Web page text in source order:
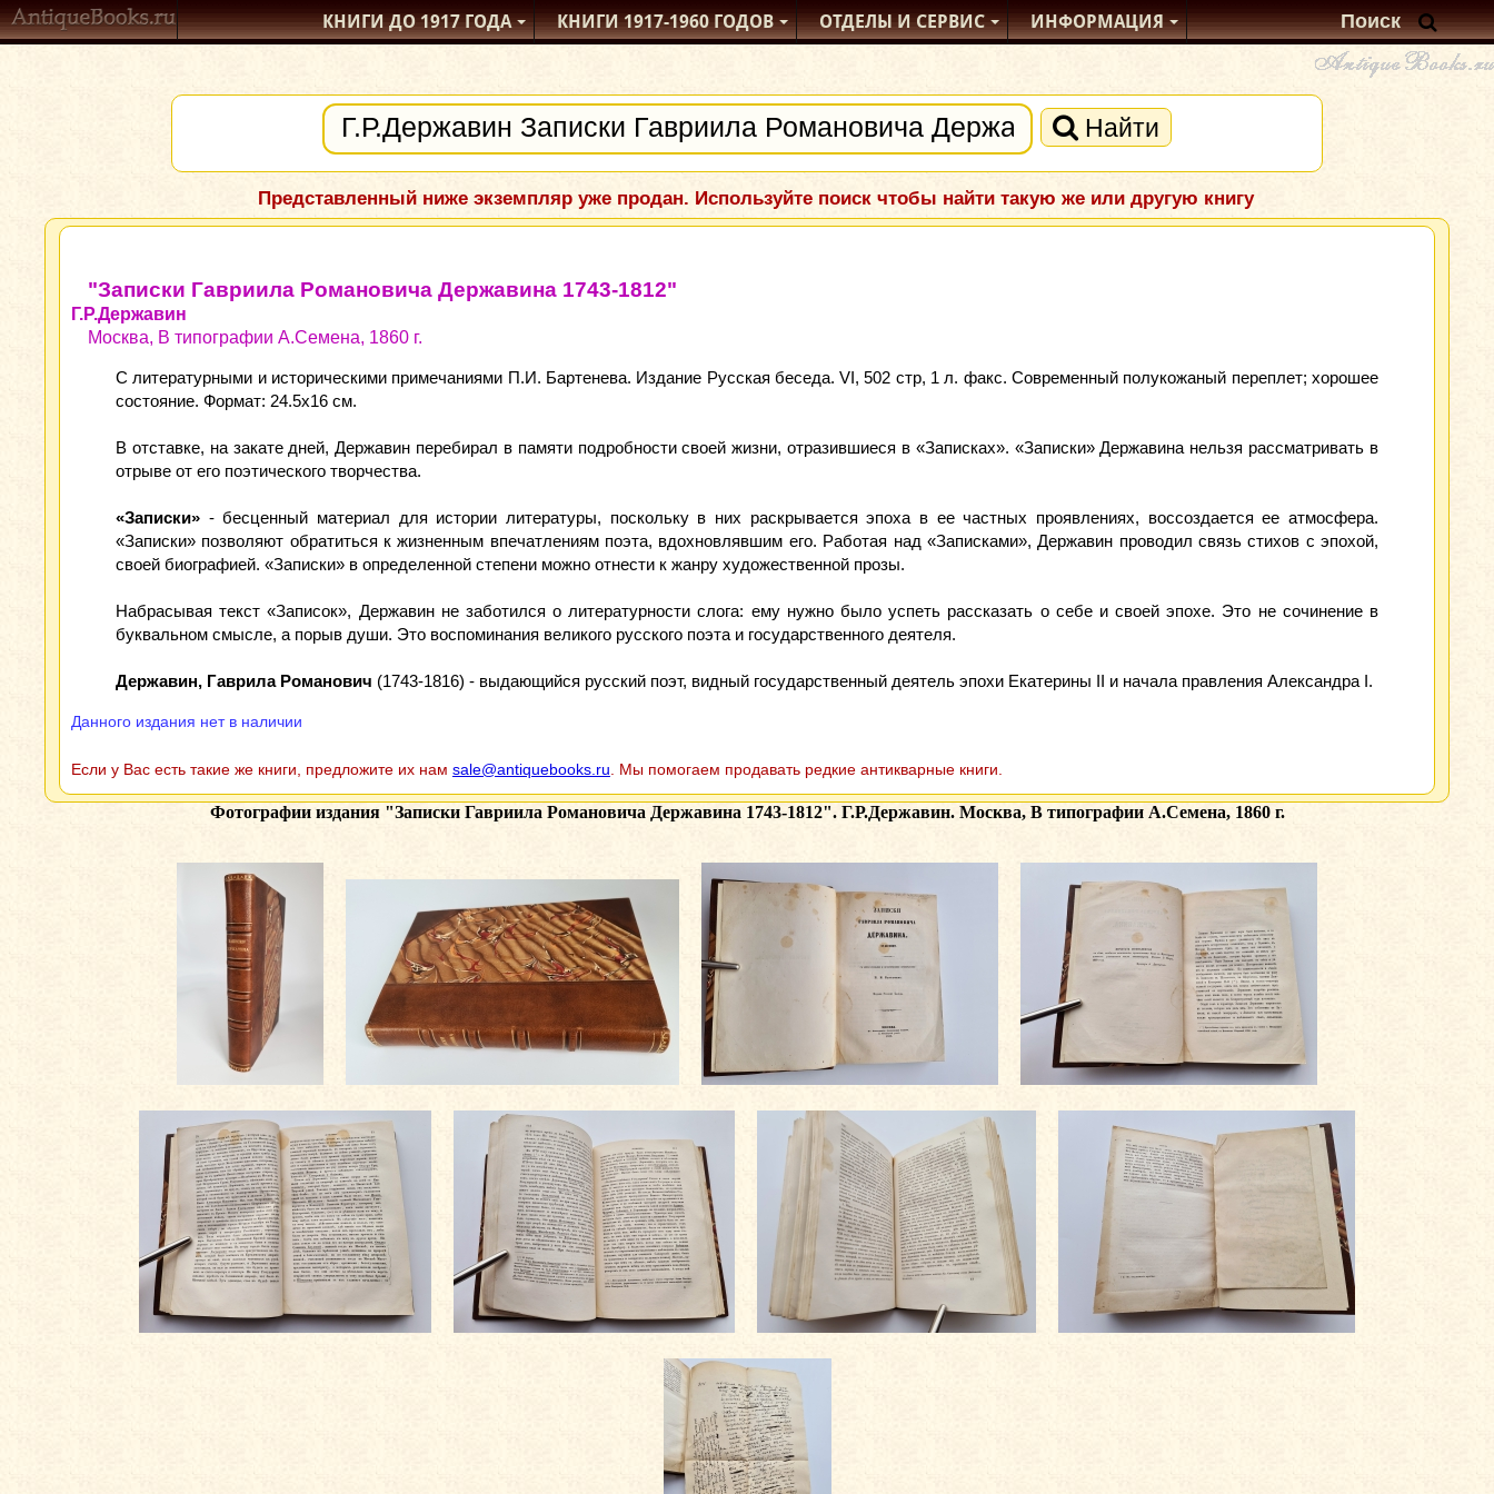
КНИГИ ДО 1917ГОДА КНИГИ1917-1960ГОДОВ ОТДЕЛЫИ СЕРВИС ИНФОРМАЦИЯ
Найти
Представленный ниже экземпляр уже продан. Используйте поиск чтобы найти такую же или другую книгу
"Записки Гавриила Романовича Державина 1743-1812"
Г.Р.Державин
Москва, В типографии А.Семена, 1860 г.
С литературными и историческими примечаниями П.И. Бартенева. Издание Русская беседа. VI, 502 стр, 1 л. факс. Современный полукожаный переплет; хорошее
состояние. Формат: 24.5x16 см.
В отставке, на закате дней, Державин перебирал в памяти подробности своей жизни, отразившиеся в «Записках». «Записки» Державина нельзя рассматривать в
отрыве от его поэтического творчества.
«Записки» - бесценный материал для истории литературы, поскольку в них раскрывается эпоха в ее частных проявлениях, воссоздается ее атмосфера.
«Записки» позволяют обратиться к жизненным впечатлениям поэта, вдохновлявшим его. Работая над «Записками», Державин проводил связь стихов с эпохой,
своей биографией. «Записки» в определенной степени можно отнести к жанру художественной прозы.
Набрасывая текст «Записок», Державин не заботился о литературности слога: ему нужно было успеть рассказать о себе и своей эпохе. Это не сочинение в
буквальном смысле, а порыв души. Это воспоминания великого русского поэта и государственного деятеля.
Державин, Гаврила Романович (1743-1816) - выдающийся русский поэт, видный государственный деятель эпохи Екатерины II и начала правления Александра I.
Данного издания нет в наличии
Если у Вас есть такие же книги, предложите их нам sale@antiquebooks.ru . Мы помогаем продавать редкие антикварные книги.
Фотографии издания "Записки Гавриила Романовича Державина 1743-1812". Г.Р.Державин. Москва, В типографии А.Семена, 1860 г.